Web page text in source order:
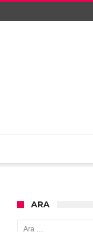
ARA
Arama: